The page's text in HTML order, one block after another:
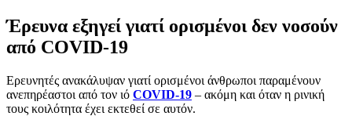
Έρευνα εξηγεί γιατί ορισμένοι δεν νοσούν
από COVID-19
Ερευνητές ανακάλυψαν γιατί ορισμένοι άνθρωποι παραμένουν
ανεπηρέαστοι από τον ιό COVID-19 – ακόμη και όταν η ρινική
τους κοιλότητα έχει εκτεθεί σε αυτόν.